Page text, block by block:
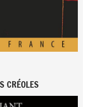
CRÉOLES